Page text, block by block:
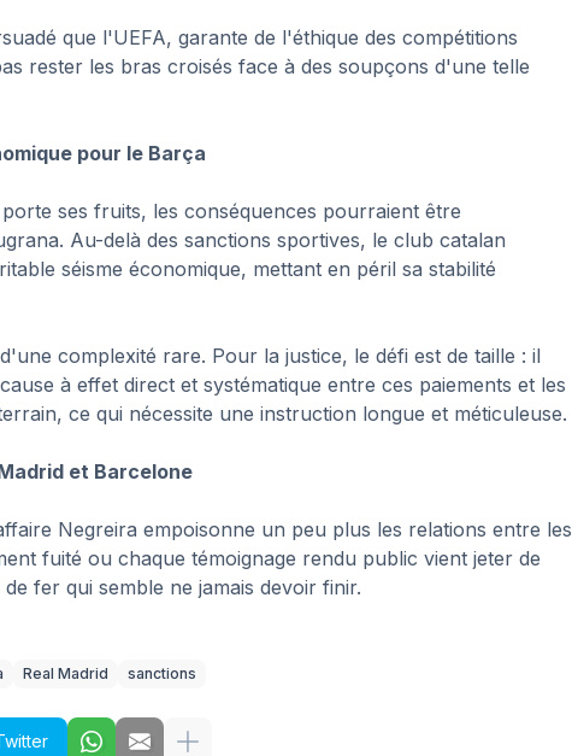
que l'UEFA, garante de l'éthique des compétitions
rester les bras croisés face à des soupçons d'une telle
pour le Barça
ses fruits, les conséquences pourraient être
Au-delà des sanctions sportives, le club catalan
séisme économique, mettant en péril sa stabilité
complexité rare. Pour la justice, le défi est de taille : il
à effet direct et systématique entre ces paiements et les
ce qui nécessite une instruction longue et méticuleuse.
et Barcelone
Negreira empoisonne un peu plus les relations entre les
fuité ou chaque témoignage rendu public vient jeter de
fer qui semble ne jamais devoir finir.
Real Madrid sanctions